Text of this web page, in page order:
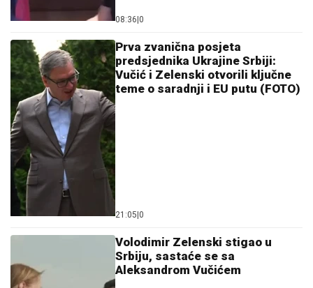
08:36 0
Prva zvanična posjeta
predsjednika Ukrajine Srbiji:
Vučić i Zelenski otvorili ključne
teme o saradnji i EU putu (FOTO)
21:05 0
Volodimir Zelenski stigao u
Srbiju, sastaće se sa
Aleksandrom Vučićem